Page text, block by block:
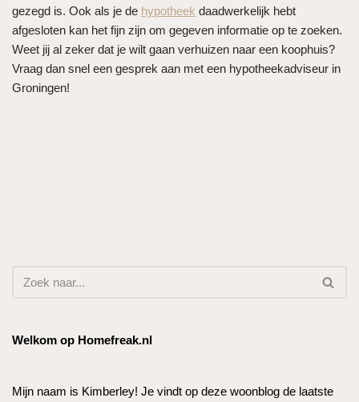
gezegd is. Ook als je de hypotheek daadwerkelijk hebt
afgesloten kan het fijn zijn om gegeven informatie op te zoeken.
Weet jij al zeker dat je wilt gaan verhuizen naar een koophuis?
Vraag dan snel een gesprek aan met een hypotheekadviseur in
Groningen!
Welkom op Homefreak.nl
Mijn naam is Kimberley! Je vindt op deze woonblog de laatste